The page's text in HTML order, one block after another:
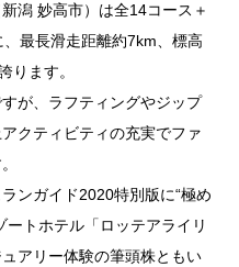
潟 妙高市）は全14コース＋
最長滑走距離約7km、標高
ります。
が、ラフティングやジップ
クティビティの充実でファ
ンガイド2020特別版に“極め
ートホテル「ロッテアライリ
アリー体験の筆頭株ともい